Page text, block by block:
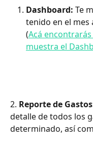
Dashboard: Te
tenido en el mes
(Acá
muestra el
2. Reporte de
detalle de todos los
determinado, así